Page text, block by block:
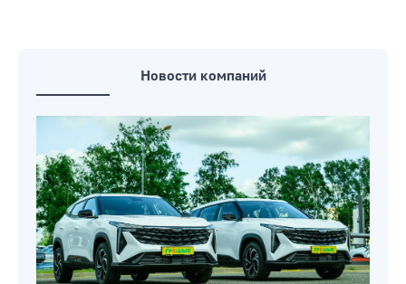
Новости компаний